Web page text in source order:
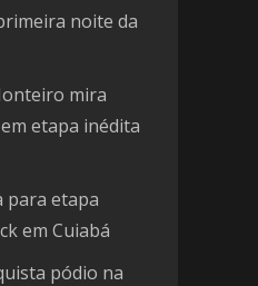
noite da
mira
etapa inédita
para etapa
em Cuiabá
pódio na